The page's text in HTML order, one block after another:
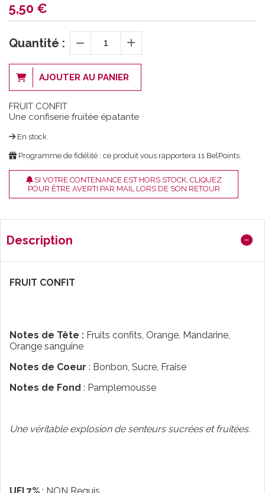
5,50 €
Quantité :
AJOUTER AU PANIER
FRUIT CONFIT
Une confiserie fruitée épatante
En stock
Programme de fidélité : ce produit vous rapportera 11 BelPoints.
SI VOTRE CONTENANCE EST HORS STOCK, CLIQUEZ
POUR ÊTRE AVERTI PAR MAIL LORS DE SON RETOUR
Description
FRUIT CONFIT
Notes de Tête : Fruits confits, Orange, Mandarine,
Orange sanguine
Notes de Coeur : Bonbon, Sucre, Fraise
Notes de Fond : Pamplemousse
Une véritable explosion de senteurs sucrées et fruitées.